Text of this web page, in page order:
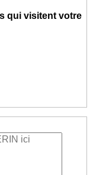
qui visitent votre